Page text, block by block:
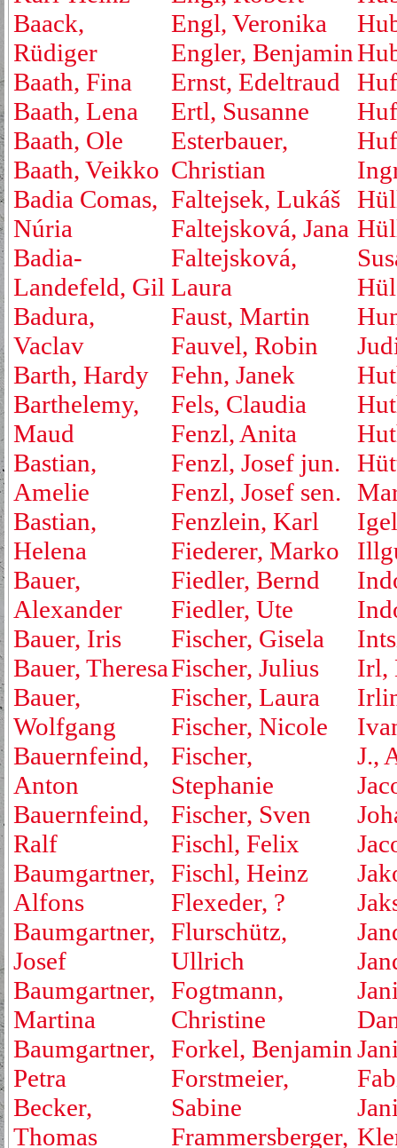
Baack,
Rüdiger
Baath, Fina
Baath, Lena
Baath, Ole
Baath, Veikko
Badia Comas,
Núria
Badia-
Landefeld, Gil
Badura,
Vaclav
Barth, Hardy
Barthelemy,
Maud
Bastian,
Amelie
Bastian,
Helena
Bauer,
Alexander
Bauer, Iris
Bauer, Theresa
Bauer,
Wolfgang
Bauernfeind,
Anton
Bauernfeind,
Ralf
Baumgartner,
Alfons
Baumgartner,
Josef
Baumgartner,
Martina
Baumgartner,
Petra
Becker,
Thomas
Engl, Veronika
Engler, Benjamin
Ernst, Edeltraud
Ertl, Susanne
Esterbauer,
Christian
Faltejsek, Lukáš
Faltejsková, Jana
Faltejsková,
Laura
Faust, Martin
Fauvel, Robin
Fehn, Janek
Fels, Claudia
Fenzl, Anita
Fenzl, Josef jun.
Fenzl, Josef sen.
Fenzlein, Karl
Fiederer, Marko
Fiedler, Bernd
Fiedler, Ute
Fischer, Gisela
Fischer, Julius
Fischer, Laura
Fischer, Nicole
Fischer,
Stephanie
Fischer, Sven
Fischl, Felix
Fischl, Heinz
Flexeder, ?
Flurschütz,
Ullrich
Fogtmann,
Christine
Forkel, Benjamin
Forstmeier,
Sabine
Frammersberger,
Irl,
J.,